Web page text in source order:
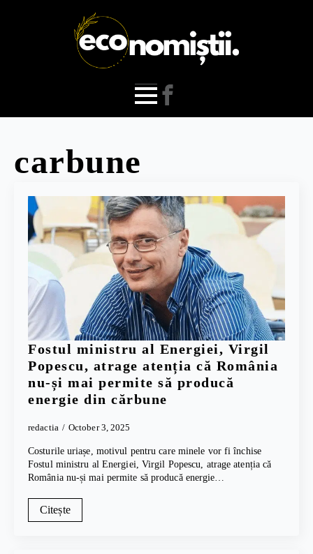
carbune
Fostul ministru al Energiei, Virgil
Popescu, atrage atenția că România
nu-și mai permite să producă
energie din cărbune
redactia October 3, 2025
Costurile uriașe, motivul pentru care minele vor fi închise
Fostul ministru al Energiei, Virgil Popescu, atrage atenția că
România nu-și mai permite să producă energie…
Citește